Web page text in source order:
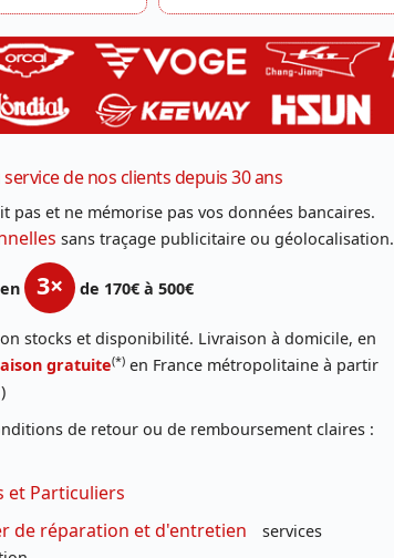
service de nos clients depuis 30 ans
pas et ne mémorise pas vos données bancaires.
sans traçage publicitaire ou géolocalisation.
3× de 170€ à 500€
stocks et disponibilité. Livraison à domicile, en
gratuite(*) en France métropolitaine à partir
de retour ou de remboursement claires :
et Particuliers
de réparation et d'entretien
services